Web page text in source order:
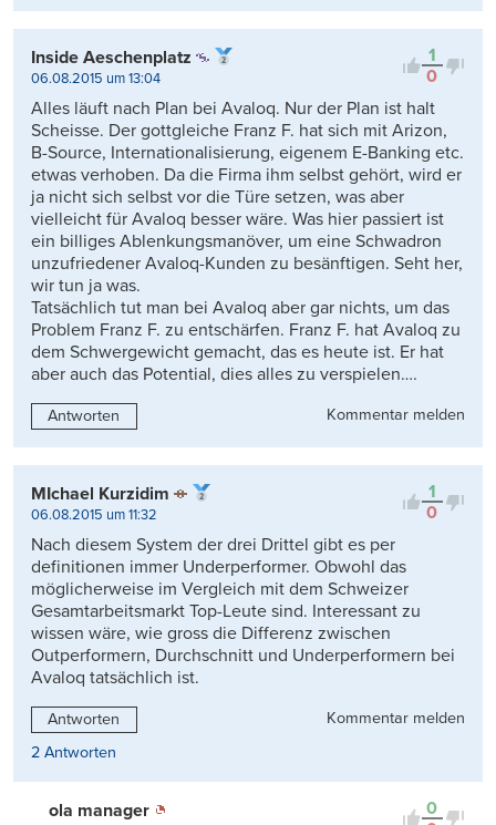
1
0
Inside Aeschenplatz
06.08.2015 um 13:04
Alles läuft nach Plan bei Avaloq. Nur der Plan ist halt
Scheisse. Der gottgleiche Franz F. hat sich mit Arizon,
B-Source, Internationalisierung, eigenem E-Banking etc.
etwas verhoben. Da die Firma ihm selbst gehört, wird er
ja nicht sich selbst vor die Türe setzen, was aber
vielleicht für Avaloq besser wäre. Was hier passiert ist
ein billiges Ablenkungsmanöver, um eine Schwadron
unzufriedener Avaloq-Kunden zu besänftigen. Seht her,
wir tun ja was.
Tatsächlich tut man bei Avaloq aber gar nichts, um das
Problem Franz F. zu entschärfen. Franz F. hat Avaloq zu
dem Schwergewicht gemacht, das es heute ist. Er hat
aber auch das Potential, dies alles zu verspielen….
Antworten Kommentar melden
1
0
MIchael Kurzidim
06.08.2015 um 11:32
Nach diesem System der drei Drittel gibt es per
definitionen immer Underperformer. Obwohl das
möglicherweise im Vergleich mit dem Schweizer
Gesamtarbeitsmarkt Top-Leute sind. Interessant zu
wissen wäre, wie gross die Differenz zwischen
Outperformern, Durchschnitt und Underperformern bei
Avaloq tatsächlich ist.
Antworten
Kommentar melden
2 Antworten
0
ola manager